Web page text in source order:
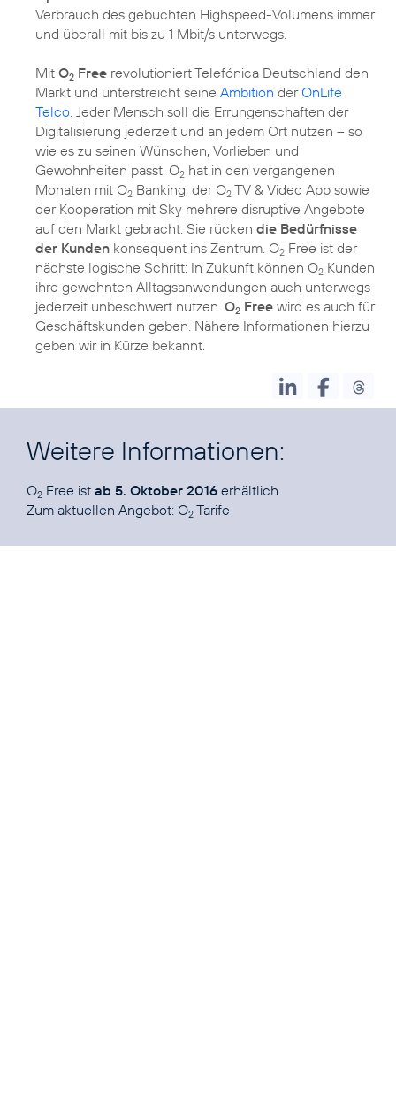
Verbrauch des gebuchten Highspeed-Volumens immer
und überall mit bis zu 1 Mbit/s unterwegs.
Mit O2 Free revolutioniert Telefónica Deutschland den
Markt und unterstreicht seine Ambition derOnLife
Telco . Jeder Mensch soll die Errungenschaften der
Digitalisierung jederzeit und an jedem Ort nutzen – so
wie es zu seinen Wünschen, Vorlieben und
Gewohnheiten passt. O2 hat in den vergangenen
Monaten mit O2 Banking, der O2 TV & Video App sowie
der Kooperation mit Sky mehrere disruptive Angebote
auf den Markt gebracht. Sie rücken die Bedürfnisse
der Kunden konsequent ins Zentrum. O2 Free ist der
nächste logische Schritt: In Zukunft können O2 Kunden
ihre gewohnten Alltagsanwendungen auch unterwegs
jederzeit unbeschwert nutzen. O2 Free wird es auch für
Geschäftskunden geben. Nähere Informationen hierzu
geben wir in Kürze bekannt.
Weitere Informationen:
O2 Free ist ab 5. Oktober 2016 erhältlich
Zum aktuellen Angebot: O2 Tarife